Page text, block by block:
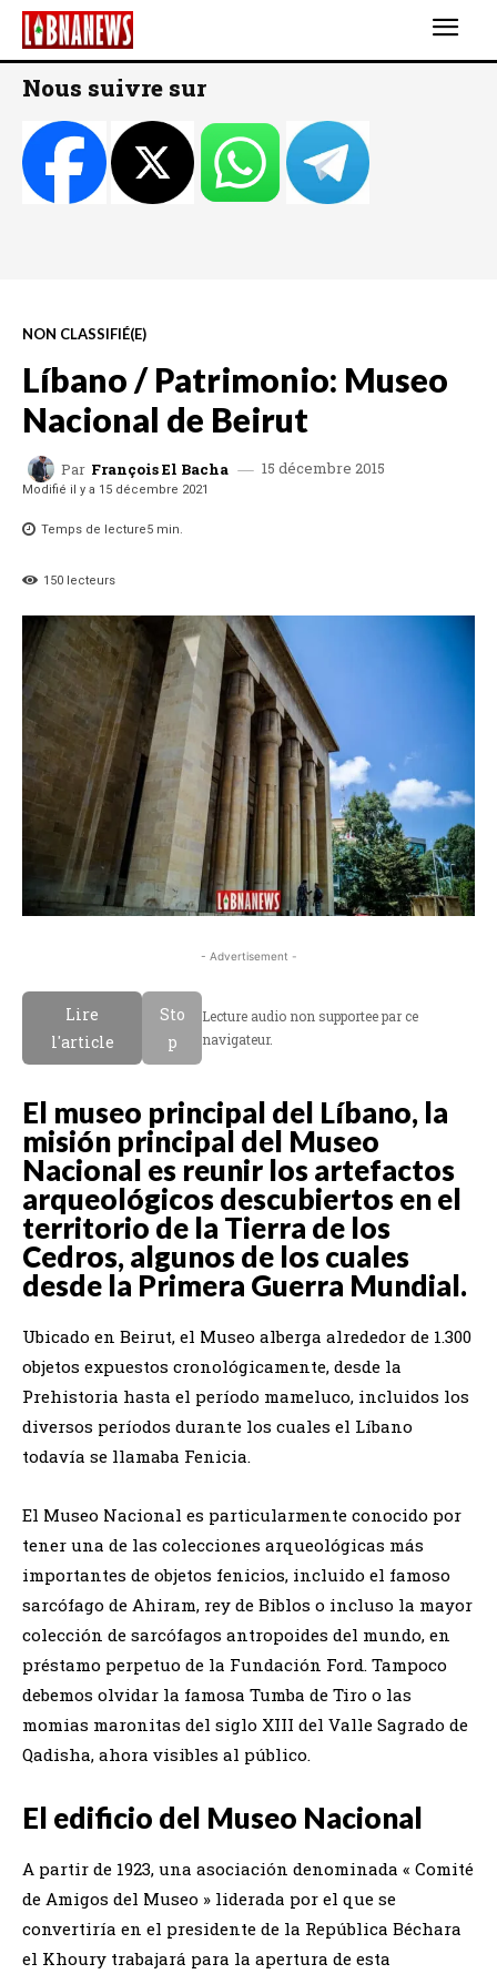
Nous suivre sur
NON CLASSIFIÉ(E)
Líbano / Patrimonio: Museo
Nacional de Beirut
Par François El Bacha 15 décembre 2015
Modifié il y a 15 décembre 2021
Temps de lecture5 min.
150 lecteurs
- Advertisement -
Lire
l'article
Sto
p
Lecture audio non supportee par ce
navigateur.
El museo principal del Líbano, la
misión principal del Museo
Nacional es reunir los artefactos
arqueológicos descubiertos en el
territorio de la Tierra de los
Cedros, algunos de los cuales
desde la Primera Guerra Mundial.
Ubicado en Beirut, el Museo alberga alrededor de 1.300
objetos expuestos cronológicamente, desde la
Prehistoria hasta el período mameluco, incluidos los
diversos períodos durante los cuales el Líbano
todavía se llamaba Fenicia.
El Museo Nacional es particularmente conocido por
tener una de las colecciones arqueológicas más
importantes de objetos fenicios, incluido el famoso
sarcófago de Ahiram, rey de Biblos o incluso la mayor
colección de sarcófagos antropoides del mundo, en
préstamo perpetuo de la Fundación Ford. Tampoco
debemos olvidar la famosa Tumba de Tiro o las
momias maronitas del siglo XIII del Valle Sagrado de
Qadisha, ahora visibles al público.
El edificio del Museo Nacional
A partir de 1923, una asociación denominada « Comité
de Amigos del Museo » liderada por el que se
convertiría en el presidente de la República Béchara
el Khoury trabajará para la apertura de esta